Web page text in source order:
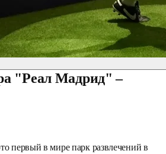
"Реал Мадрид" –
первый в мире парк развлечений в